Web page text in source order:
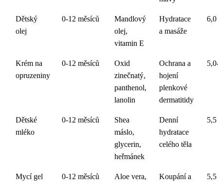
Dětský
olej
0-12 měsíců
Mandlový
olej,
vitamin E
Hydratace
a masáže
6,0
Krém na
opruzeniny
0-12 měsíců
Oxid
zinečnatý,
panthenol,
lanolin
Ochrana a
hojení
plenkové
dermatitidy
Dětské
mléko
0-12 měsíců
Shea
máslo,
glycerin,
heřmánek
Denní
hydratace
celého těla
5,5
Mycí gel 0-12 měsíců
Aloe vera,
Koupání a
5,5